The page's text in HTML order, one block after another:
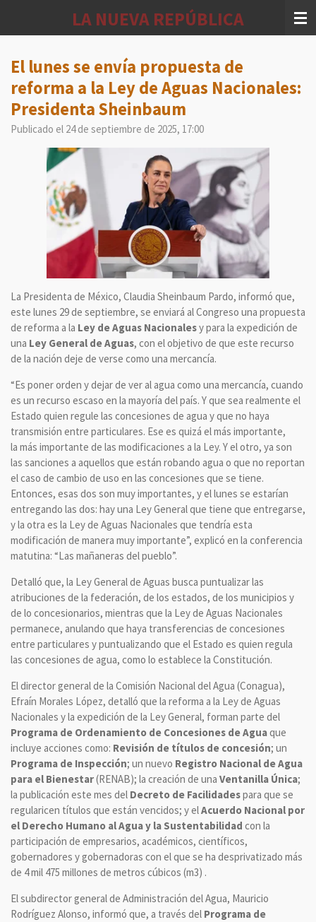
principal
LA NUEVA REPÚBLICA
El lunes se envía propuesta de
reforma a la Ley de Aguas Nacionales:
Presidenta Sheinbaum
Publicado el 24 de septiembre de 2025, 17:00
La Presidenta de México, Claudia Sheinbaum Pardo, informó que,
este lunes 29 de septiembre, se enviará al Congreso una propuesta
de reforma a la Ley de Aguas Nacionalesy para la expedición de
una Ley General de Aguas, con el objetivo de que este recurso
de la nación deje de verse como una mercancía.
“Es poner orden y dejar de ver al agua como una mercancía, cuando
es un recurso escaso en la mayoría del país. Y que sea realmente el
Estado quien regule las concesiones de agua y que no haya
transmisión entre particulares. Ese es quizá el más importante,
la más importante de las modificaciones a la Ley. Y el otro, ya son
las sanciones a aquellos que están robando agua o que no reportan
el caso de cambio de uso en las concesiones que se tiene.
Entonces, esas dos son muy importantes, y el lunes se estarían
entregando las dos: hay una Ley General que tiene que entregarse,
y la otra es la Ley de Aguas Nacionales que tendría esta
modificación de manera muy importante”, explicó en la conferencia
matutina: “Las mañaneras del pueblo”.
Detalló que, la Ley General de Aguas busca puntualizar las
atribuciones de la federación, de los estados, de los municipios y
de lo concesionarios, mientras que la Ley de Aguas Nacionales
permanece, anulando que haya transferencias de concesiones
entre particulares y puntualizando que el Estado es quien regula
las concesiones de agua, como lo establece la Constitución.
El director general de la Comisión Nacional del Agua (Conagua),
Efraín Morales López, detalló que la reforma a la Ley de Aguas
Nacionales y la expedición de la Ley General, forman parte del
Programa de Ordenamiento de Concesiones de Aguaque
incluye acciones como: Revisión de títulos de concesión; un
Programa de Inspección; un nuevo Registro Nacional de Agua
para el Bienestar(RENAB); la creación de una Ventanilla Única;
la publicación este mes del Decreto de Facilidadespara que se
regularicen títulos que están vencidos; y elAcuerdo Nacional por
el Derecho Humano al Agua y la Sustentabilidad con la
participación de empresarios, académicos, científicos,
gobernadores y gobernadoras con el que se ha desprivatizado más
de 4 mil 475 millones de metros cúbicos (m3) .
El subdirector general de Administración del Agua, Mauricio
Rodríguez Alonso, informó que, a través del Programa de